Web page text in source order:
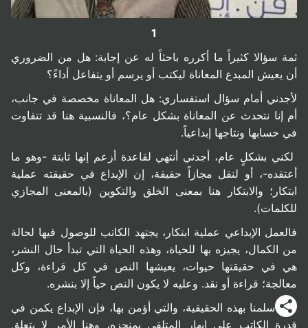
1
ثمة سؤالا كثيراً ما أكرره باحثاً له عن إجابة: هل من الضروري
أن يعيش المبدع المعاناة ليكتب أو يرسم أو يتفاعل أداءً؟
لأجدني أمام سؤال استفساري: هل المعاناة مخصصة في جانب،
أم إنا نتحدث عن المعاناة بشكل عام؟، فالنسبية هنا قد تتفاوت
في حسابها ونتاجها إبداعياً.
لكني بشكلٍ عام، أجدني أنتهي لقاعدة أزعم إنها ثابتة -وهو ما
أعتقده-، أو لنقل مجازاً حقيقة، إن الإبداع في حقيقته عملية
ابتكار؛ والابتكار هنا بمعنى الخلق والتكوين (بالمعنى المجازي
للكلمات).
فالعمل الإبداعي عملية ابتكار، يجتهد الكاتب للوصول فيها لحالة
من الكمال، يجيزه بها للحياة، وهذه الحياة التي تبدأ حال النشر،
هي في حقيقتها حيوات، يعيشها النص في كل قراءة، وكل
معالجة؛ قراءة أو نقد. وعليه لا يكون النص حياً إلا بنشره.
ولو سلمنا بهذه الحقيقية، والتي أؤمن بها، فإن الإبداع يكمن في
قدرة الكاتب على إبهار المتلقي بمنجزه، وهنا الأمر لا يتعلق